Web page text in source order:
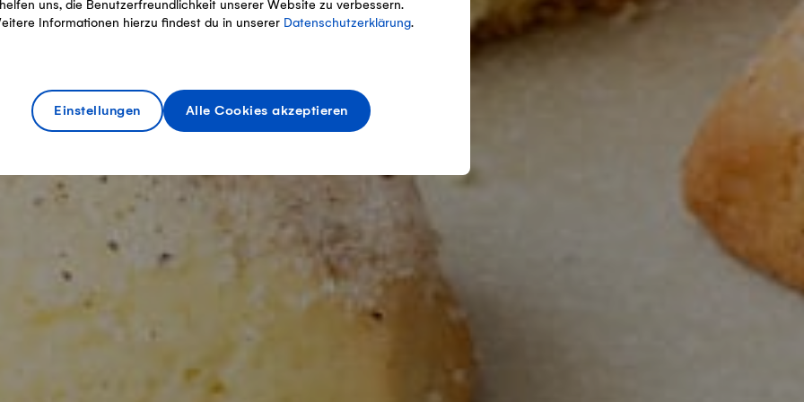
uns, die Benutzerfreundlichkeit unserer Website zu verbessern.
Informationen hierzu findest du in unserer Datenschutzerklärung.
Einstellungen Alle Cookies akzeptieren